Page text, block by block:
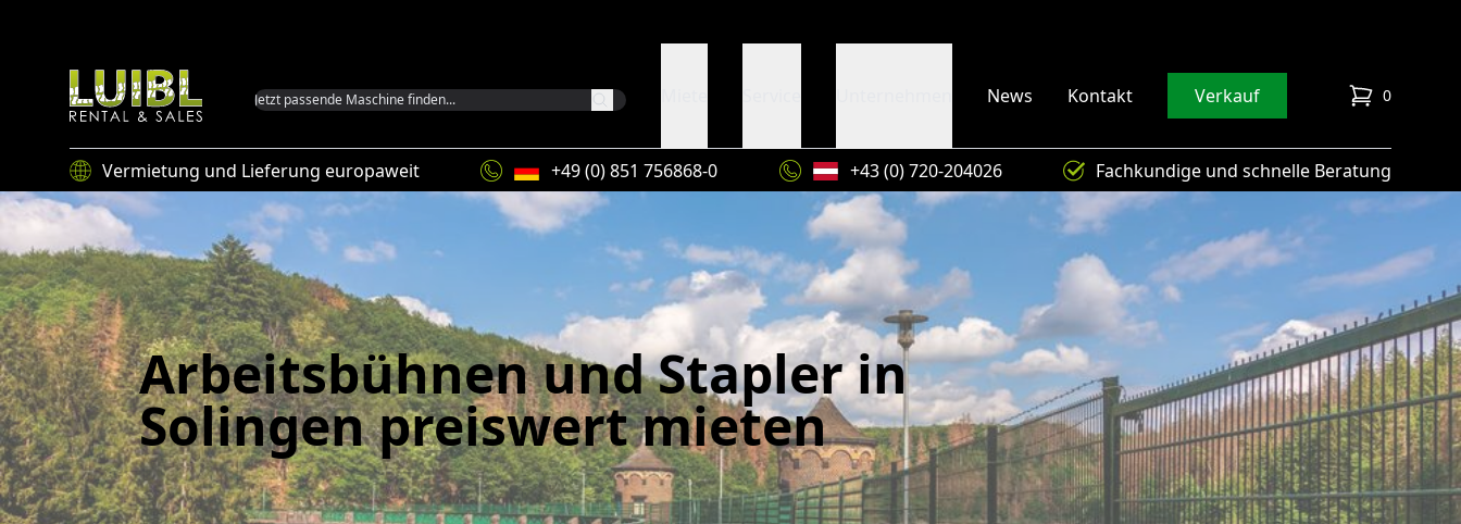
Luibl GmbH
News Kontakt Verkauf 0
items in cart
Vermietung und Lieferung europaweit +49 (0) 851 756868-0 Fachkundige und schnelle Beratung
+43 (0) 720-204026
Arbeitsbühnen und Stapler in
Solingen preiswert mieten